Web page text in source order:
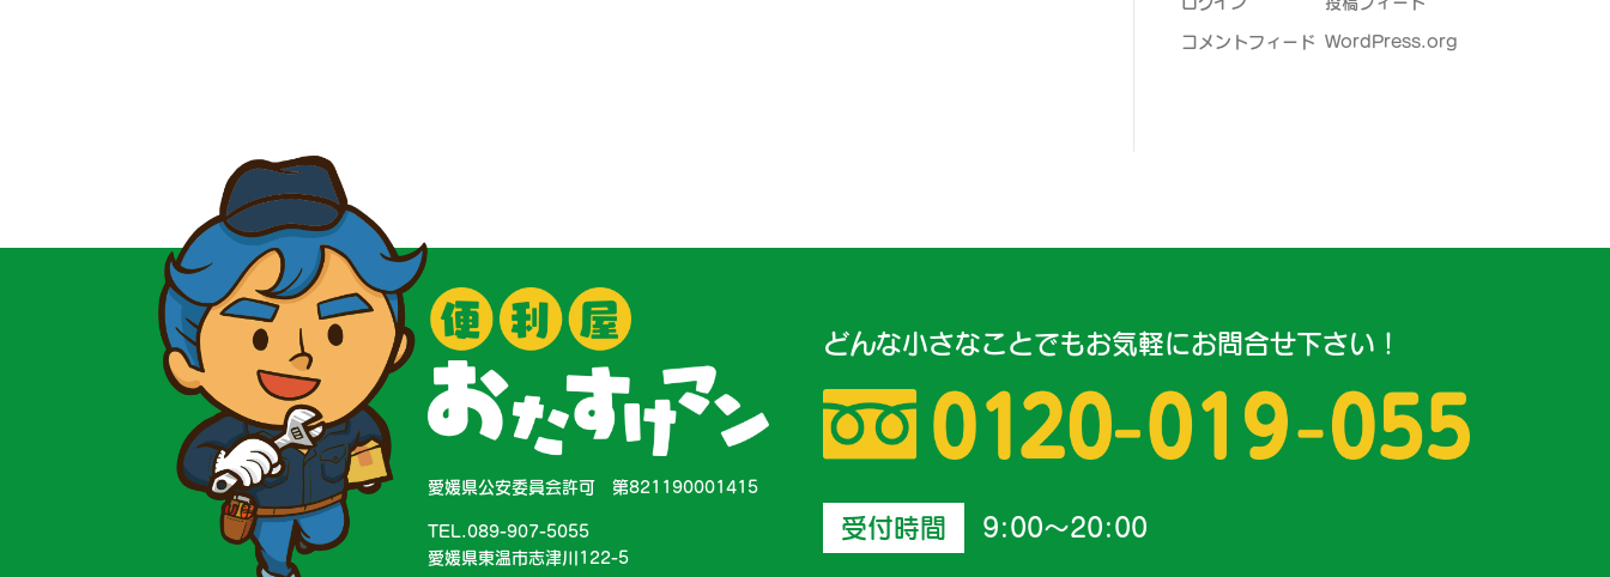
コメントフィード WordPress.org
愛媛県公安委員会許可 第821190001415
TEL.089-907-5055
愛媛県東温市志津川122-5
どんな小さなことでもお気軽にお問合せ下さい！
受付時間 9:00～20:00